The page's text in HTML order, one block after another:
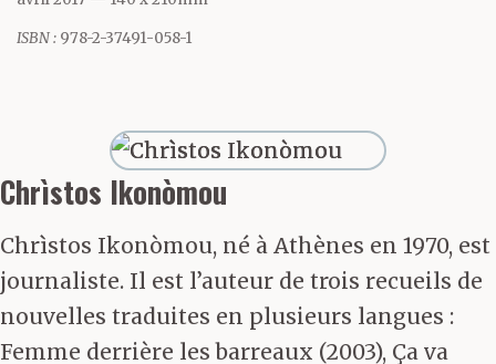
pickup et l’ont fait passer
brossage, séchage, toute
la séquence. Une
semaine à l’hosto, dents
cassées, la peau ravagée
par les brosses et les
ISBN : 978-2-37491-058-1
Chrìstos Ikonòmou
Chrìstos Ikonòmou, né à Athènes en 1970, est
journaliste. Il est l’auteur de trois recueils de
nouvelles traduites en plusieurs langues :
Femme derrière les barreaux (2003), Ça va